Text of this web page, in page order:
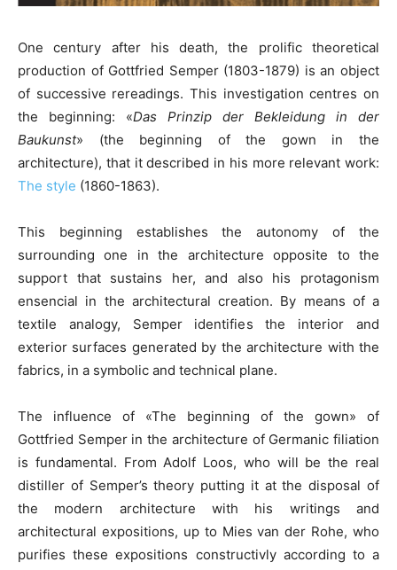
One century after his death, the prolific theoretical
production of Gottfried Semper (1803-1879) is an object
of successive rereadings. This investigation centres on
the beginning: «Das Prinzip der Bekleidung in der
Baukunst» (the beginning of the gown in the
architecture), that it described in his more relevant work:
The style (1860-1863).
This beginning establishes the autonomy of the
surrounding one in the architecture opposite to the
support that sustains her, and also his protagonism
ensencial in the architectural creation. By means of a
textile analogy, Semper identifies the interior and
exterior surfaces generated by the architecture with the
fabrics, in a symbolic and technical plane.
The influence of «The beginning of the gown» of
Gottfried Semper in the architecture of Germanic filiation
is fundamental. From Adolf Loos, who will be the real
distiller of Semper’s theory putting it at the disposal of
the modern architecture with his writings and
architectural expositions, up to Mies van der Rohe, who
purifies these expositions constructivly according to a